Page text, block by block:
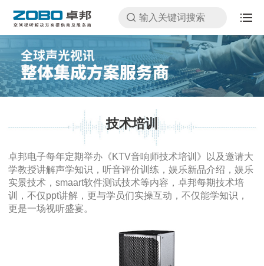
技术培训
卓邦电子每年定期举办《KTV音响师技术培训》以及邀请大
学教授讲解声学知识，听音评价训练，娱乐新品介绍，娱乐
实景技术，smaart软件测试技术等内容，卓邦每期技术培
训，不仅ppt讲解，更与学员们实操互动，不仅能学知识，
更是一场视听盛宴。